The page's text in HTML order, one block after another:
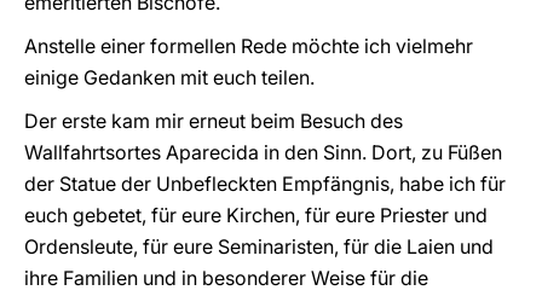
Anstelle einer formellen Rede möchte ich vielmehr
einige Gedanken mit euch teilen.
Der erste kam mir erneut beim Besuch des
Wallfahrtsortes Aparecida in den Sinn. Dort, zu Füßen
der Statue der Unbefleckten Empfängnis, habe ich für
euch gebetet, für eure Kirchen, für eure Priester und
Ordensleute, für eure Seminaristen, für die Laien und
ihre Familien und in besonderer Weise für die